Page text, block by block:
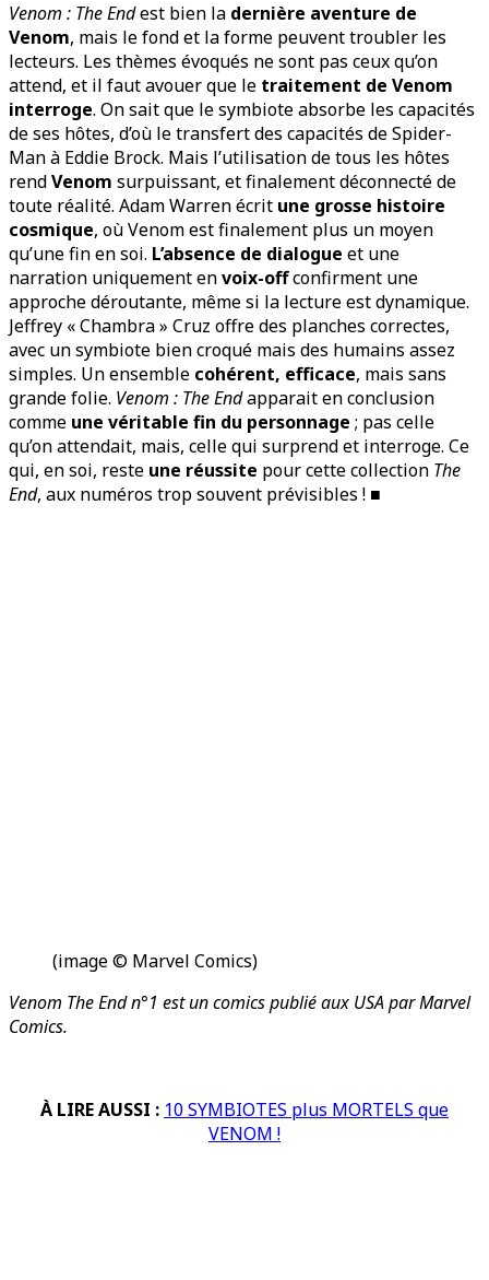
Venom : The Endest bien la dernière aventure de
Venom, mais le fond et la forme peuvent troubler les
lecteurs. Les thèmes évoqués ne sont pas ceux qu’on
attend, et il faut avouer que le traitement de Venom
interroge. On sait que le symbiote absorbe les capacités
de ses hôtes, d’où le transfert des capacités de Spider-
Man à Eddie Brock. Mais l’utilisation de tous les hôtes
rendVenom surpuissant, et finalement déconnecté de
toute réalité. Adam Warren écrit une grosse histoire
cosmique, où Venom est finalement plus un moyen
qu’une fin en soi. L’absence de dialogue et une
narration uniquement envoix-offconfirment une
approche déroutante, même si la lecture est dynamique.
Jeffrey « Chambra » Cruz offre des planches correctes,
avec un symbiote bien croqué mais des humains assez
simples. Un ensemble cohérent, efficace, mais sans
grande folie. Venom : The Endapparait en conclusion
comme une véritable fin du personnage ; pas celle
qu’on attendait, mais, celle qui surprend et interroge. Ce
qui, en soi, reste une réussite pour cette collection The
End, aux numéros trop souvent prévisibles ! ■
(image © Marvel Comics)
Venom The End n°1 est un comics publié aux USA par Marvel
Comics.
À LIRE AUSSI : 10 SYMBIOTES plus MORTELS que
VENOM !